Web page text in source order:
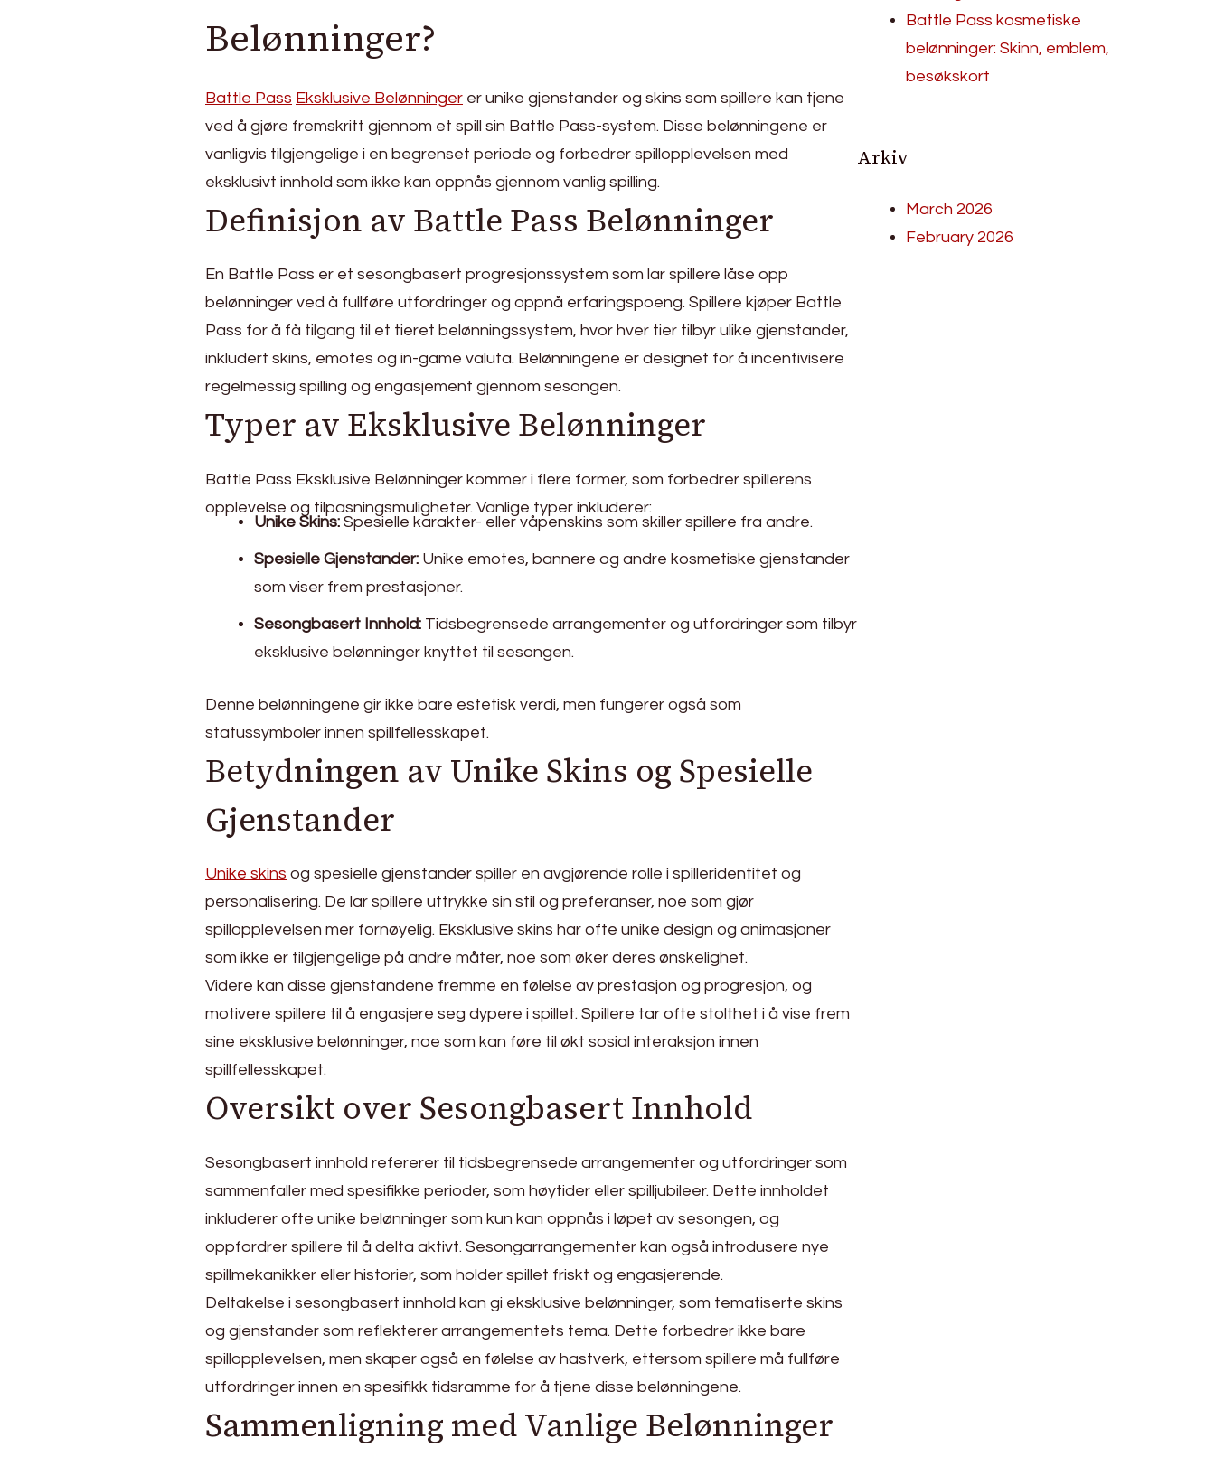
Belønninger?
Battle Pass Eksklusive Belønninger er unike gjenstander og skins som spillere kan tjene
ved å gjøre fremskritt gjennom et spill sin Battle Pass-system. Disse belønningene er
vanligvis tilgjengelige i en begrenset periode og forbedrer spillopplevelsen med
eksklusivt innhold som ikke kan oppnås gjennom vanlig spilling.
Definisjon av Battle Pass Belønninger
En Battle Pass er et sesongbasert progresjonssystem som lar spillere låse opp
belønninger ved å fullføre utfordringer og oppnå erfaringspoeng. Spillere kjøper Battle
Pass for å få tilgang til et tieret belønningssystem, hvor hver tier tilbyr ulike gjenstander,
inkludert skins, emotes og in-game valuta. Belønningene er designet for å incentivisere
regelmessig spilling og engasjement gjennom sesongen.
Typer av Eksklusive Belønninger
Battle Pass Eksklusive Belønninger kommer i flere former, som forbedrer spillerens
opplevelse og tilpasningsmuligheter. Vanlige typer inkluderer:
Unike Skins: Spesielle karakter- eller våpenskins som skiller spillere fra andre.
Spesielle Gjenstander: Unike emotes, bannere og andre kosmetiske gjenstander
som viser frem prestasjoner.
Sesongbasert Innhold: Tidsbegrensede arrangementer og utfordringer som tilbyr
eksklusive belønninger knyttet til sesongen.
Denne belønningene gir ikke bare estetisk verdi, men fungerer også som
statussymboler innen spillfellesskapet.
Betydningen av Unike Skins og Spesielle
Gjenstander
Unike skins og spesielle gjenstander spiller en avgjørende rolle i spilleridentitet og
personalisering. De lar spillere uttrykke sin stil og preferanser, noe som gjør
spillopplevelsen mer fornøyelig. Eksklusive skins har ofte unike design og animasjoner
som ikke er tilgjengelige på andre måter, noe som øker deres ønskelighet.
Videre kan disse gjenstandene fremme en følelse av prestasjon og progresjon, og
motivere spillere til å engasjere seg dypere i spillet. Spillere tar ofte stolthet i å vise frem
sine eksklusive belønninger, noe som kan føre til økt sosial interaksjon innen
spillfellesskapet.
Oversikt over Sesongbasert Innhold
Sesongbasert innhold refererer til tidsbegrensede arrangementer og utfordringer som
sammenfaller med spesifikke perioder, som høytider eller spilljubileer. Dette innholdet
inkluderer ofte unike belønninger som kun kan oppnås i løpet av sesongen, og
oppfordrer spillere til å delta aktivt. Sesongarrangementer kan også introdusere nye
spillmekanikker eller historier, som holder spillet friskt og engasjerende.
Deltakelse i sesongbasert innhold kan gi eksklusive belønninger, som tematiserte skins
og gjenstander som reflekterer arrangementets tema. Dette forbedrer ikke bare
spillopplevelsen, men skaper også en følelse av hastverk, ettersom spillere må fullføre
utfordringer innen en spesifikk tidsramme for å tjene disse belønningene.
Sammenligning med Vanlige Belønninger
Battle Pass kosmetiske
belønninger: Skinn, emblem,
besøkskort
Arkiv
March 2026
February 2026